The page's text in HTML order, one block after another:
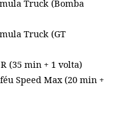
Truck (Bomba
Truck (GT
(35 min + 1 volta)
Speed Max (20 min +